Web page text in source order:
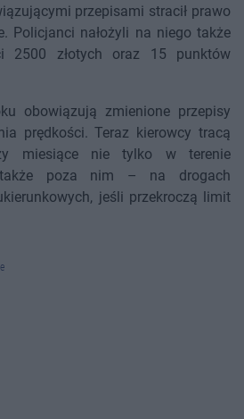
przepisami stracił prawo
Policjanci nałożyli na niego także
2500 złotych oraz 15 punktów
obowiązują zmienione przepisy
prędkości. Teraz kierowcy tracą
miesiące nie tylko w terenie
także poza nim – na drogach
jeśli przekroczą limit